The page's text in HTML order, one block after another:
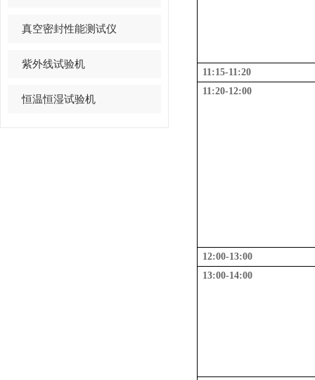
真空密封性能测试仪
紫外线试验机
恒温恒湿试验机
11:15-11:20
11:20-12:00
12:00-13:00
13:00-14:00